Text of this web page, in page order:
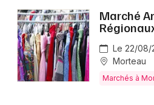
Grands événements
Activité & Expérience
Manifestations
Lille
Lyon
Marseille
Mulhouse
Marché
Le 22/08/
Morteau
Marchés à
Aujourd'hui
Demain Ce